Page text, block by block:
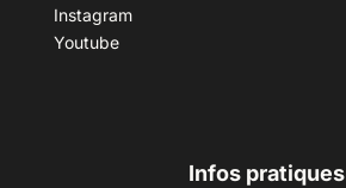
Instagram
Youtube
Infos pratiques